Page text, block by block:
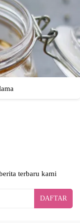
terbaru kami
DAFTAR